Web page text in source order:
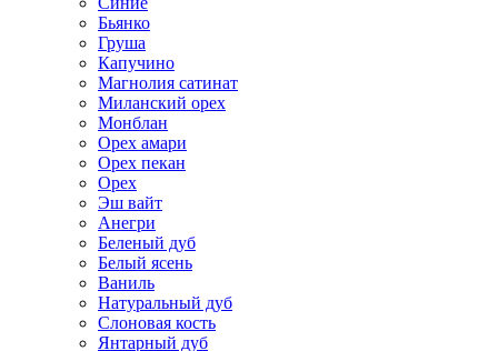
Бьянко
Груша
Капучино
Магнолия сатинат
Миланский орех
Монблан
Орех амари
Орех пекан
Орех
Эш вайт
Анегри
Беленый дуб
Белый ясень
Ваниль
Натуральный дуб
Слоновая кость
Янтарный дуб